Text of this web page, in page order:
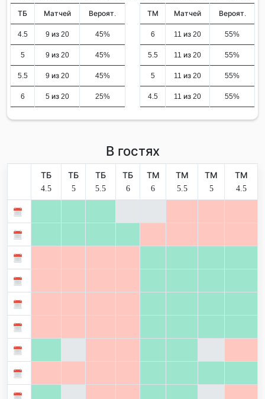
ТБ Матчей Вероят.
4.5 9 из 20 45%
5 9 из 20 45%
5.5 9 из 20 45%
6 5 из 20 25%
ТМ Матчей Вероят.
6 11 из 20 55%
5.5 11 из 20 55%
5 11 из 20 55%
4.5 11 из 20 55%
В гостях
ТБ
4.5
ТБ
5
ТБ
5.5
ТБ
6
ТМ
6
ТМ
5.5
ТМ
5
ТМ
4.5